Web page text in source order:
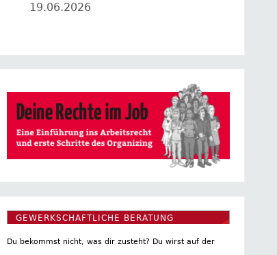
19.06.2026
GEWERKSCHAFTLICHE BERATUNG
Du bekommst nicht, was dir zusteht? Du wirst auf der